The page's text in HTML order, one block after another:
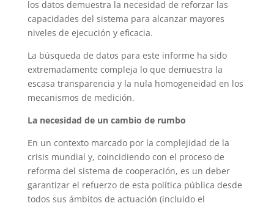
los datos demuestra la necesidad de reforzar las
capacidades del sistema para alcanzar mayores
niveles de ejecución y eficacia.
La búsqueda de datos para este informe ha sido
extremadamente compleja lo que demuestra la
escasa transparencia y la nula homogeneidad en los
mecanismos de medición.
La necesidad de un cambio de rumbo
En un contexto marcado por la complejidad de la
crisis mundial y, coincidiendo con el proceso de
reforma del sistema de cooperación, es un deber
garantizar el refuerzo de esta política pública desde
todos sus ámbitos de actuación (incluido el